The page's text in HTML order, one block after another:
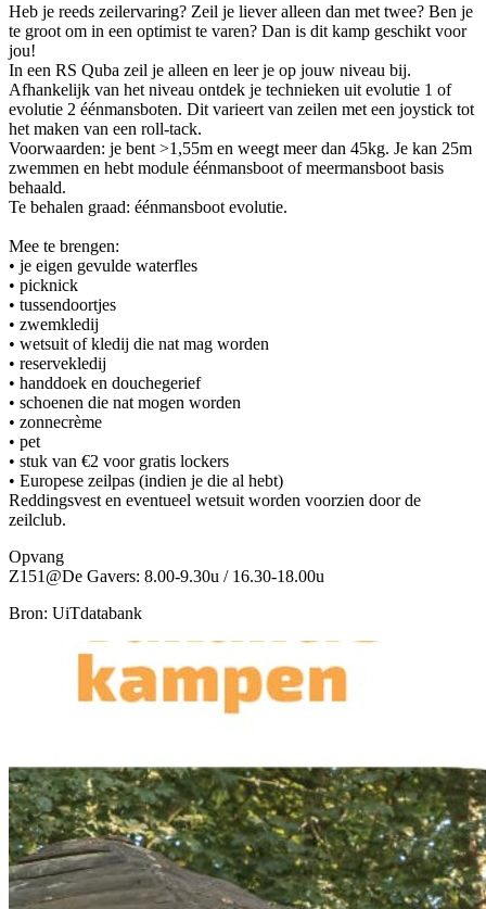
Heb je reeds zeilervaring? Zeil je liever alleen dan met twee? Ben je
te groot om in een optimist te varen? Dan is dit kamp geschikt voor
jou!
In een RS Quba zeil je alleen en leer je op jouw niveau bij.
Afhankelijk van het niveau ontdek je technieken uit evolutie 1 of
evolutie 2 éénmansboten. Dit varieert van zeilen met een joystick tot
het maken van een roll-tack.
Voorwaarden: je bent >1,55m en weegt meer dan 45kg. Je kan 25m
zwemmen en hebt module éénmansboot of meermansboot basis
behaald.
Te behalen graad: éénmansboot evolutie.
Mee te brengen:
• je eigen gevulde waterfles
• picknick
• tussendoortjes
• zwemkledij
• wetsuit of kledij die nat mag worden
• reservekledij
• handdoek en douchegerief
• schoenen die nat mogen worden
• zonnecrème
• pet
• stuk van €2 voor gratis lockers
• Europese zeilpas (indien je die al hebt)
Reddingsvest en eventueel wetsuit worden voorzien door de
zeilclub.
Opvang
Z151@De Gavers: 8.00-9.30u / 16.30-18.00u
Bron: UiTdatabank